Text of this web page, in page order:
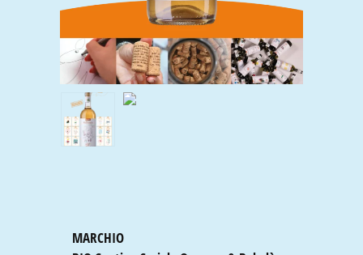
MARCHIO